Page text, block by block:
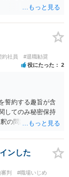
約社員 #退職勧奨
役にたった 2
誓約する趣旨が含
してのみ秘密保持
の問題ですので、
ください。
ンした
判 #職場いじめ